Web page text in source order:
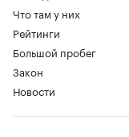
Что там у них
Рейтинги
Большой пробег
Закон
Новости